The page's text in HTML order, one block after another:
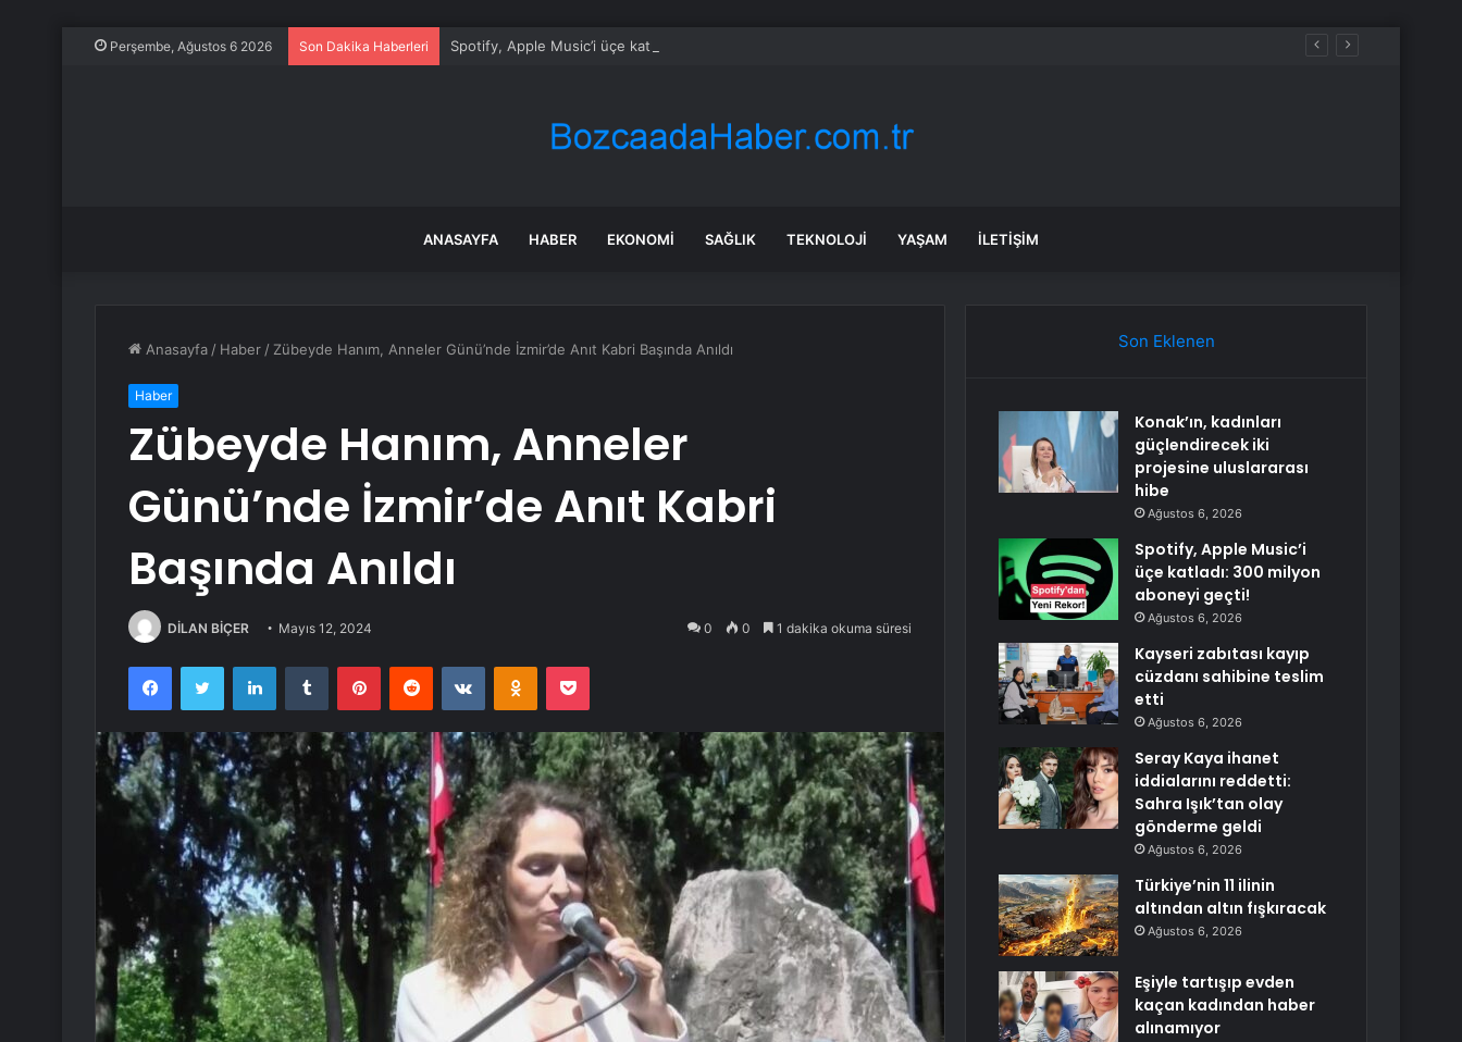
Perşembe, Ağustos 6 2026 Son Dakika Haberleri Spotify, Apple Music’i üçe katladı: 300 milyon aboneyi geçti!
ANASAYFA HABER EKONOMI SAĞLIK TEKNOLOJI YAŞAM İLETIŞIM
Anasayfa / Haber / Zübeyde Hanım, Anneler Günü’nde İzmir’de Anıt Kabri Başında Anıldı
Haber
Zübeyde Hanım, Anneler
Günü’nde İzmir’de Anıt Kabri
Başında Anıldı
DİLAN BİÇER Mayıs 12, 2024 0 0 1 dakika okuma süresi
FacebookTwitter LinkedInTumblr PinterestReddit VKontakteOdnoklassniki
Pocket
Son Eklenen
Konak’ın, kadınları
güçlendirecek iki
projesine uluslararası
hibe
Ağustos 6, 2026
Spotify, Apple Music’i
üçe katladı: 300 milyon
aboneyi geçti!
Ağustos 6, 2026
Kayseri zabıtası kayıp
cüzdanı sahibine teslim
etti
Ağustos 6, 2026
Seray Kaya ihanet
iddialarını reddetti:
Sahra Işık’tan olay
gönderme geldi
Ağustos 6, 2026
Türkiye’nin 11 ilinin
altından altın fışkıracak
Ağustos 6, 2026
Eşiyle tartışıp evden
kaçan kadından haber
alınamıyor